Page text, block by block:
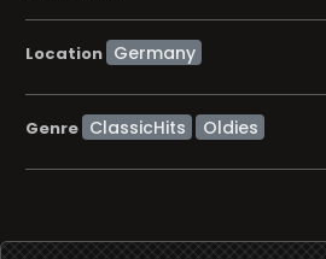
Location
Genre ClassicHits Oldies